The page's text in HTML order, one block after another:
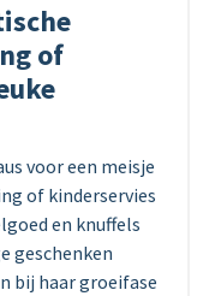
of
voor een meisje
of kinderservies
en knuffels
geschenken
bij haar groeifase